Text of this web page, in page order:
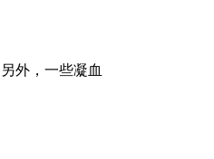
外，一些凝血